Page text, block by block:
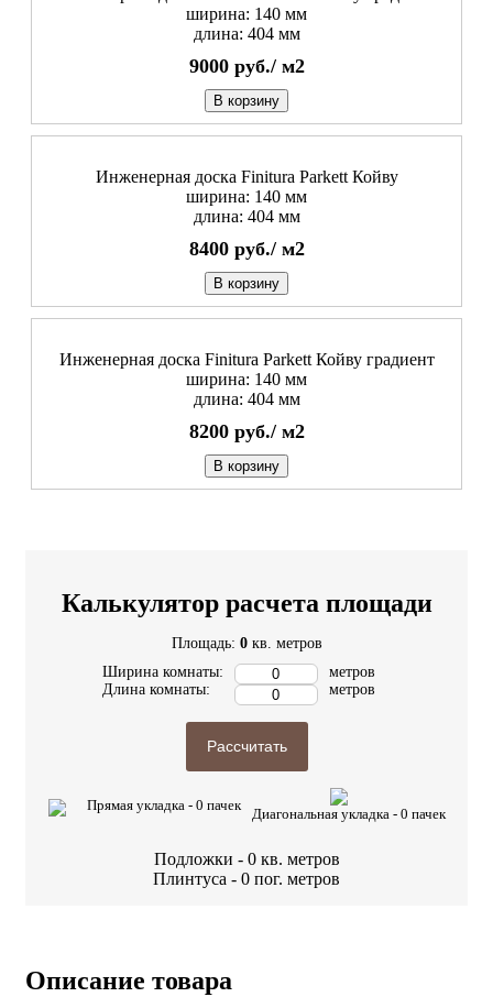
ширина: 140 мм
длина: 404 мм
9000 руб./ м2
В корзину
Инженерная доска Finitura Parkett Койву
ширина: 140 мм
длина: 404 мм
8400 руб./ м2
В корзину
Инженерная доска Finitura Parkett Койву градиент
ширина: 140 мм
длина: 404 мм
8200 руб./ м2
В корзину
Калькулятор расчета площади
Площадь: 0 кв. метров
Ширина комнаты:
Длина комнаты:
метров
метров
Рассчитать
Прямая укладка - 0 пачек
Диагональная укладка - 0 пачек
Подложки - 0 кв. метров
Плинтуса - 0 пог. метров
Описание товара